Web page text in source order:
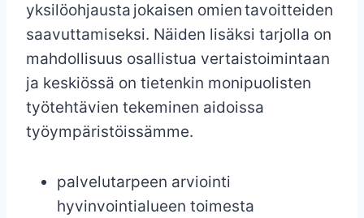
yksilöohjausta jokaisen omien tavoitteiden
saavuttamiseksi. Näiden lisäksi tarjolla on
mahdollisuus osallistua vertaistoimintaan
ja keskiössä on tietenkin monipuolisten
työtehtävien tekeminen aidoissa
työympäristöissämme.
palvelutarpeen arviointi
hyvinvointialueen toimesta